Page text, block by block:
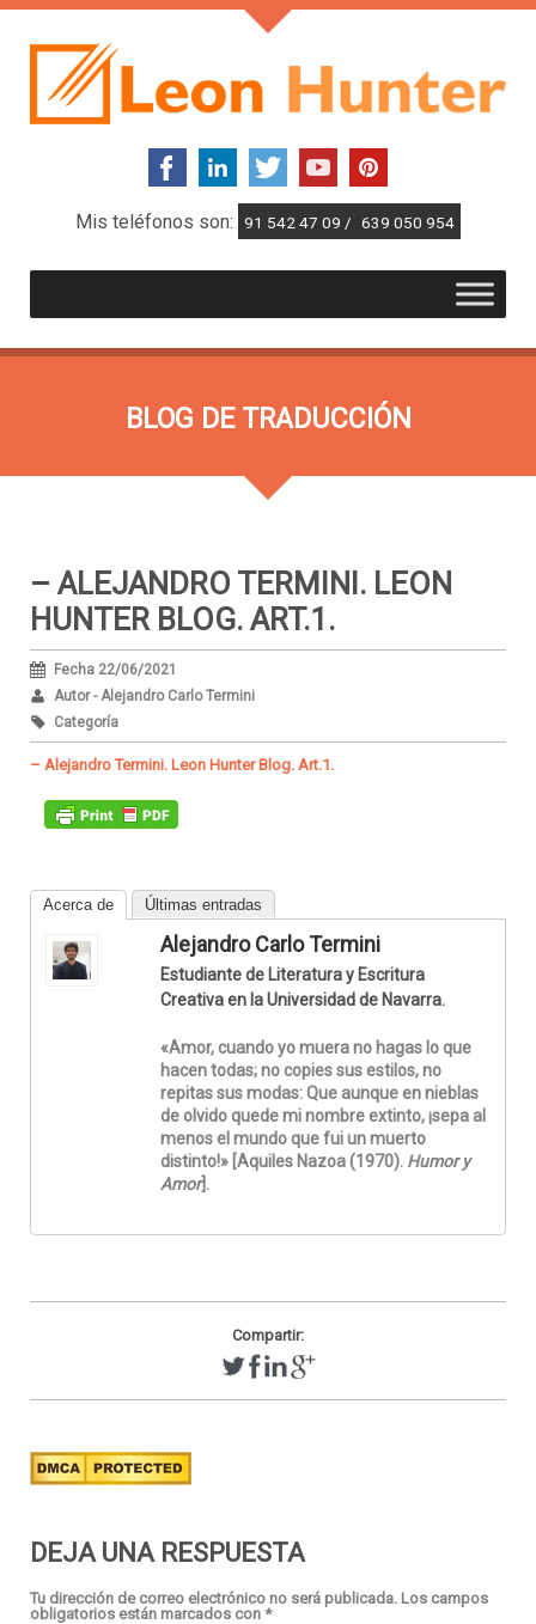
Mis teléfonos son: 91 542 47 09 / 639 050 954
BLOG DE TRADUCCIÓN
– ALEJANDRO TERMINI. LEON
HUNTER BLOG. ART.1.
Fecha 22/06/2021
Autor - Alejandro Carlo Termini
Categoría
– Alejandro Termini. Leon Hunter Blog. Art.1.
Acerca de Últimas entradas
Alejandro Carlo Termini
Estudiante de Literatura y Escritura
Creativa en la Universidad de Navarra.
«Amor, cuando yo muera no hagas lo que
hacen todas; no copies sus estilos, no
repitas sus modas: Que aunque en nieblas
de olvido quede mi nombre extinto, ¡sepa al
menos el mundo que fui un muerto
distinto!» [Aquiles Nazoa (1970). Humor y
Amor].
Compartir:
DEJA UNA RESPUESTA
Tu dirección de correo electrónico no será publicada. Los campos
obligatorios están marcados con *